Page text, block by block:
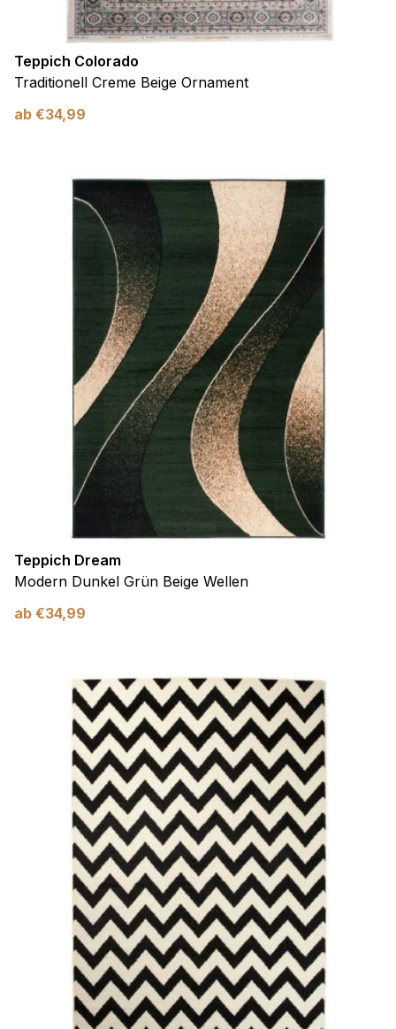
Teppich Colorado
Traditionell Creme Beige Ornament
ab €34,99
Teppich Dream
Modern Dunkel Grün Beige Wellen
ab €34,99